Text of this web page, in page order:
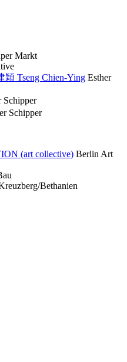
Markt
穎 Tseng Chien-Ying Esther
Schipper
Schipper
(art collective) Berlin Art
Bethanien